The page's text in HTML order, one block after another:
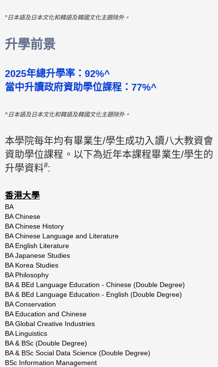
*日本語及日本文化和韓語及韓國文化主題除外。
升學前景
2025年總升學率：92%^
當中升讀政府資助學位課程：77%^
^日本語及日本文化和韓語及韓國文化主題除外。
本學院每年均有畢業生/學生成功入讀八大教資會
資助學位課程。以下為近年本課程畢業生/學生的
升學資料#:
香港大學
BA
BA Chinese
BA Chinese History
BA Chinese Language and Literature
BA English Literature
BA Japanese Studies
BA Korea Studies
BA Philosophy
BA & BEd Language Education - Chinese (Double Degree)
BA & BEd Language Education - English (Double Degree)
BA Conservation
BA Education and Chinese
BA Global Creative Industries
BA Linguistics
BA & BSc (Double Degree)
BA & BSc Social Data Science (Double Degree)
BSc Information Management